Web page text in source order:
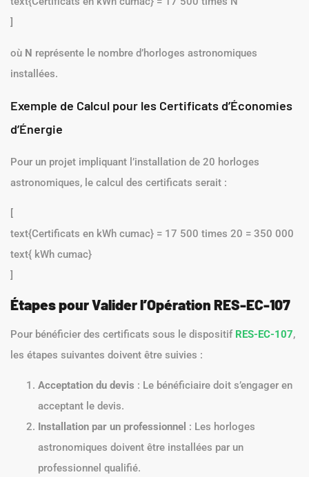
]
où N représente le nombre d’horloges astronomiques
installées.
Exemple de Calcul pour les Certificats d’Économies
d’Énergie
Pour un projet impliquant l’installation de 20 horloges
astronomiques, le calcul des certificats serait :
[
text{Certificats en kWh cumac} = 17 500 times 20 = 350 000
text{ kWh cumac}
]
Étapes pour Valider l’Opération RES-EC-107
Pour bénéficier des certificats sous le dispositif RES-EC-107,
les étapes suivantes doivent être suivies :
Acceptation du devis : Le bénéficiaire doit s’engager en
acceptant le devis.
Installation par un professionnel : Les horloges
astronomiques doivent être installées par un
professionnel qualifié.